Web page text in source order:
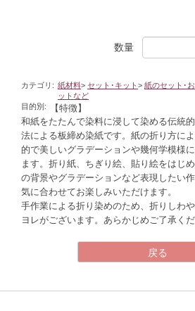
数量
カテゴリ: 紙材料> セット･キット> 紙のセット･
ットなど
目的別:
【特徴】
和紙をたたんで染料に浸して染める伝統
法による板締め染紙です。紙の折り方に
的で美しいグラデーションや幾何学模様
ます。折り紙、ちぎり絵、貼り絵をはじ
の背景やグラデーションなど表現したい
気に合わせてお楽しみいただけます。
手作業による折り染めのため、折りしわ
ヨレがございます。あらかじめご了承くだ